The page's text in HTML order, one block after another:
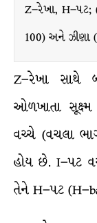
Z–રેખા, H–પટ;
100) અને ઝીણા
Z–રેખા સાથે
ઓળખાતા
વચ્ચે (વચલા
હોય છે. I–પટ
તેને H–પટ